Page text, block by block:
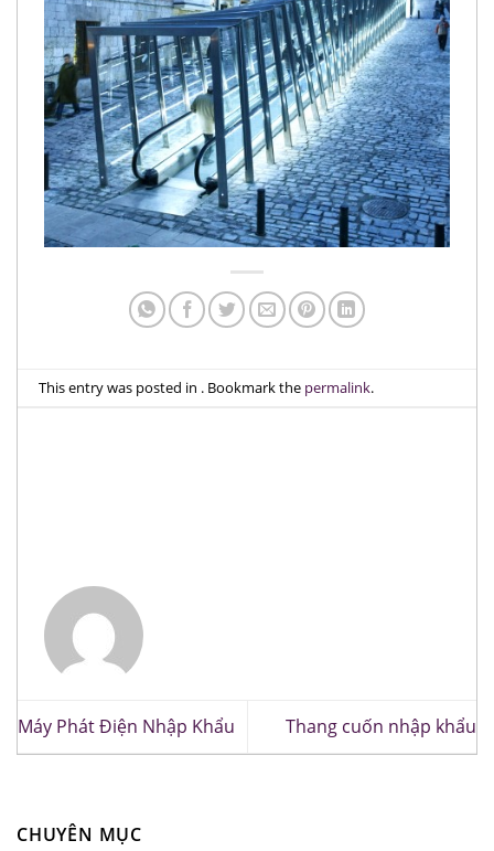
This entry was posted in . Bookmark the permalink.
Máy Phát Điện Nhập Khẩu Thang cuốn nhập khẩu
CHUYÊN MỤC